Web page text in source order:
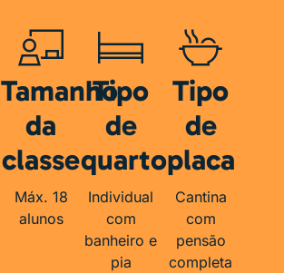
Tamanho
da
classe
Máx. 18
alunos
Tipo
de
quarto
Individual
com
banheiro e
pia
Tipo
de
placa
Cantina
com
pensão
completa